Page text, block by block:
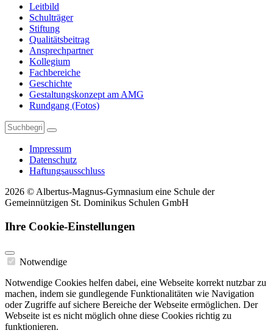
Leitbild
Schulträger
Stiftung
Qualitätsbeitrag
Ansprechpartner
Kollegium
Fachbereiche
Geschichte
Gestaltungskonzept am AMG
Rundgang (Fotos)
Impressum
Datenschutz
Haftungsausschluss
2026 © Albertus-Magnus-Gymnasium eine Schule der
Gemeinnützigen St. Dominikus Schulen GmbH
Ihre Cookie-Einstellungen
Notwendige
Notwendige Cookies helfen dabei, eine Webseite korrekt nutzbar zu
machen, indem sie gundlegende Funktionalitäten wie Navigation
oder Zugriffe auf sichere Bereiche der Webseite ermöglichen. Der
Webseite ist es nicht möglich ohne diese Cookies richtig zu
funktionieren.